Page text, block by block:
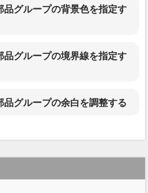
品グループの背景色を指定す
品グループの境界線を指定す
品グループの余白を調整する